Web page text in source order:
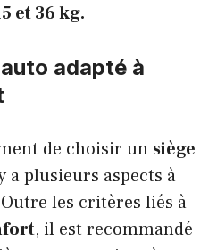
et 36 kg.
adapté à
de choisir un siège
a plusieurs aspects à
les critères liés à
, il est recommandé